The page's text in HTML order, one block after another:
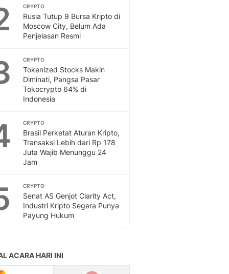
CRYPTO
Rusia Tutup 9 Bursa Kripto di
Moscow City, Belum Ada
Penjelasan Resmi
CRYPTO
Tokenized Stocks Makin
Diminati, Pangsa Pasar
Tokocrypto 64% di
Indonesia
CRYPTO
Brasil Perketat Aturan Kripto,
Transaksi Lebih dari Rp 178
Juta Wajib Menunggu 24
Jam
CRYPTO
Senat AS Genjot Clarity Act,
Industri Kripto Segera Punya
Payung Hukum